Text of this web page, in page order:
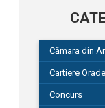
Cămara din
Cartiere
Concurs